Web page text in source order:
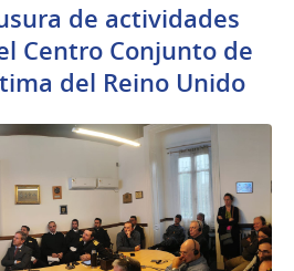
de actividades
Centro Conjunto de
del Reino Unido